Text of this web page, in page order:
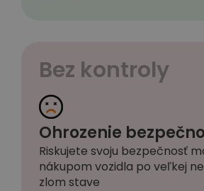
Bez kontroly
Ohrozenie
Riskujete svoju bezpečnosť
nákupom vozidla po veľkej
zlom stave